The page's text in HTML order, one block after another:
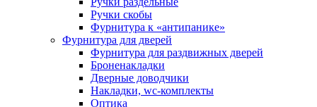
Ручки скобы
Фурнитура к «антипанике»
Фурнитура для дверей
Фурнитура для раздвижных дверей
Броненакладки
Дверные доводчики
Накладки, wc-комплекты
Оптика